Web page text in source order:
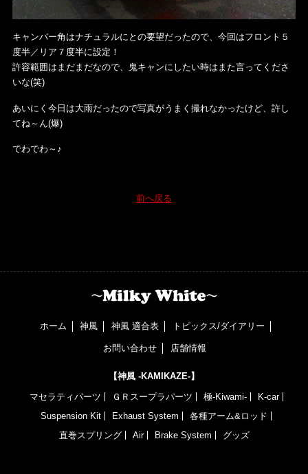
キャンバー角はナチュラルにとの要望だったので、今回はフロント５
度半／リア７度半に設定！
許容範囲はまだまだなので、鬼キャンにしたい時はまた言ってくださ
いな(笑)
あいにく今日は大雨だったので写真がうまく撮れなかったけど、許し
てね～ん(爆)
でわでわ～♪
前へ戻る
ホーム 神風 神風 適合表 トピックス/ダイアリー
お問い合わせ 店舗情報
【神風 -KAMIKAZE-】
マセラティパーツ
ＧＲスープラパーツ 極-Kiwami-
K-car
Suspension Kit
Exhaust System
各種アーム&ロッド
直巻スプリング
Air Brake System グッズ